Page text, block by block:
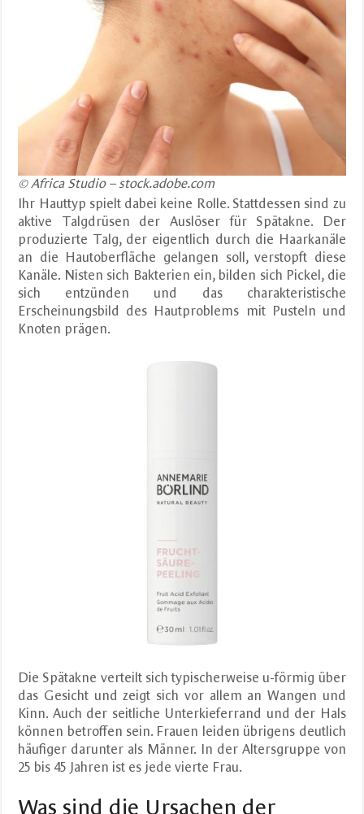
© Africa Studio – stock.adobe.com
Ihr Hauttyp spielt dabei keine Rolle. Stattdessen sind zu
aktive Talgdrüsen der Auslöser für Spätakne. Der
produzierte Talg, der eigentlich durch die Haarkanäle
an die Hautoberfläche gelangen soll, verstopft diese
Kanäle. Nisten sich Bakterien ein, bilden sich Pickel, die
sich entzünden und das charakteristische
Erscheinungsbild des Hautproblems mit Pusteln und
Knoten prägen.
Die Spätakne verteilt sich typischerweise u-förmig über
das Gesicht und zeigt sich vor allem an Wangen und
Kinn. Auch der seitliche Unterkieferrand und der Hals
können betroffen sein. Frauen leiden übrigens deutlich
häufiger darunter als Männer. In der Altersgruppe von
25 bis 45 Jahren ist es jede vierte Frau.
Was sind die Ursachen der